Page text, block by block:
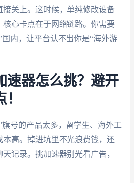
接关上。这时候，单纯修改设备
核心卡点在于网络链路。你需要
国内，让平台认不出你是“海外游
速器怎么挑？避开
旗号的产品太多，留学生、海外工
本高。掉进坑里不光浪费钱，还
记录。挑加速器别光看广告，